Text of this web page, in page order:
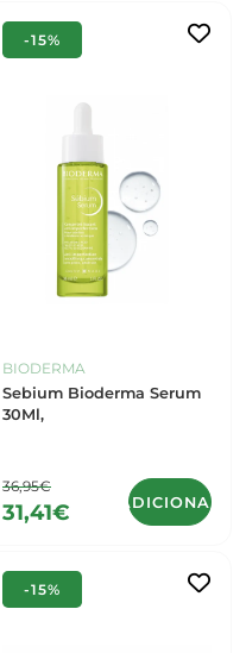
-15%
BIODERMA
Sebium Bioderma Serum
30Ml,
36,95€
31,41€ ADICIONAR
-15%